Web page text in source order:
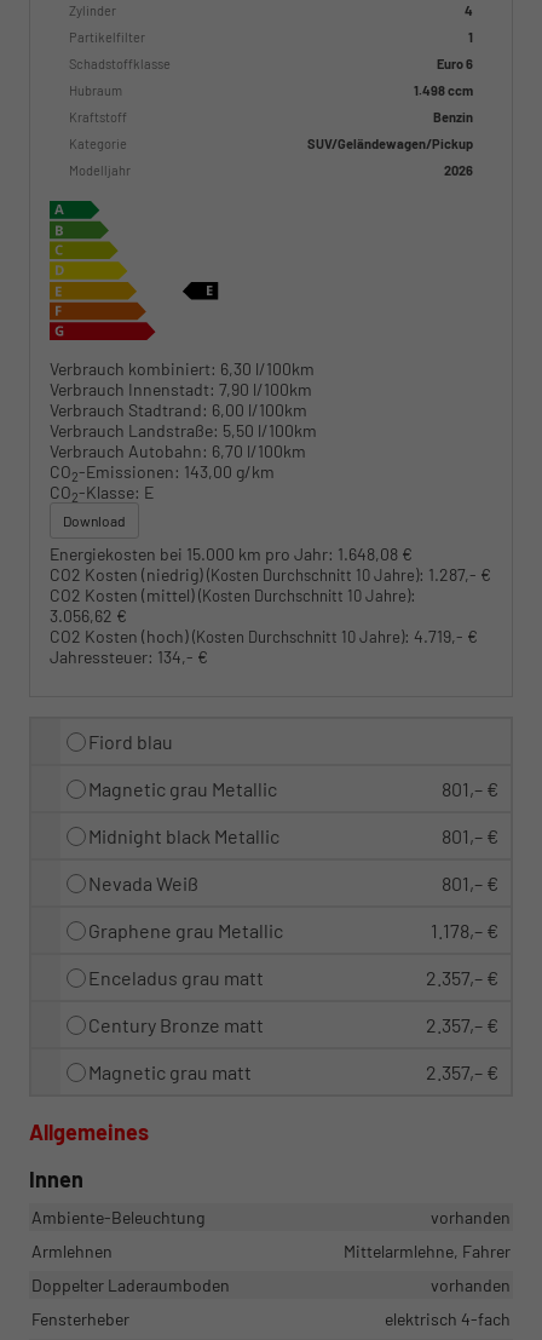
Zylinder
4
Partikelfilter
1
Schadstoffklasse
Euro 6
Hubraum
1.498 ccm
Kraftstoff
Benzin
Kategorie
SUV/Geländewagen/Pickup
Modelljahr
2026
Verbrauch kombiniert: 6,30 l/100km
Verbrauch Innenstadt: 7,90 l/100km
Verbrauch Stadtrand: 6,00 l/100km
Verbrauch Landstraße: 5,50 l/100km
Verbrauch Autobahn: 6,70 l/100km
CO2-Emissionen: 143,00 g/km
CO2-Klasse: E
Download
Energiekosten bei 15.000 km pro Jahr: 1.648,08 €
CO2 Kosten (niedrig)(Kosten Durchschnitt 10 Jahre): 1.287,- €
CO2 Kosten (mittel)(Kosten Durchschnitt 10 Jahre):
3.056,62 €
CO2 Kosten (hoch)(Kosten Durchschnitt 10 Jahre): 4.719,- €
Jahressteuer: 134,- €
Fiord blau
Magnetic grau Metallic 801,– €
Midnight black Metallic 801,– €
Nevada Weiß 801,– €
Graphene grau Metallic 1.178,– €
Enceladus grau matt 2.357,– €
Century Bronze matt 2.357,– €
Magnetic grau matt 2.357,– €
Allgemeines
Innen
Ambiente-Beleuchtung
vorhanden
Armlehnen
Mittelarmlehne, Fahrer
Doppelter Laderaumboden
vorhanden
Fensterheber
elektrisch 4-fach